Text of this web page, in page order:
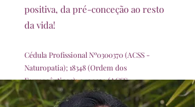
positiva, da pré-conceção ao resto
da vida!
Cédula Profissional Nº0300370(ACSS -
Naturopatia); 18348 (Ordem dos
Farmacêuticos);0400329(ACSS -
Fitoterapia)